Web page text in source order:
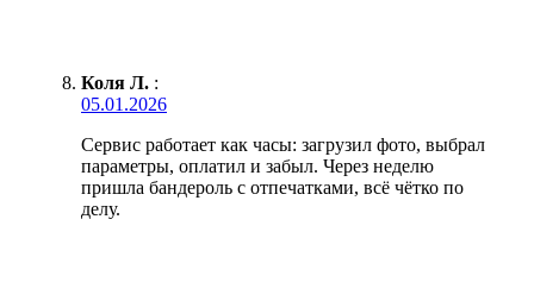
Коля Л. :
05.01.2026
Сервис работает как часы: загрузил фото, выбрал
параметры, оплатил и забыл. Через неделю
пришла бандероль с отпечатками, всё чётко по
делу.